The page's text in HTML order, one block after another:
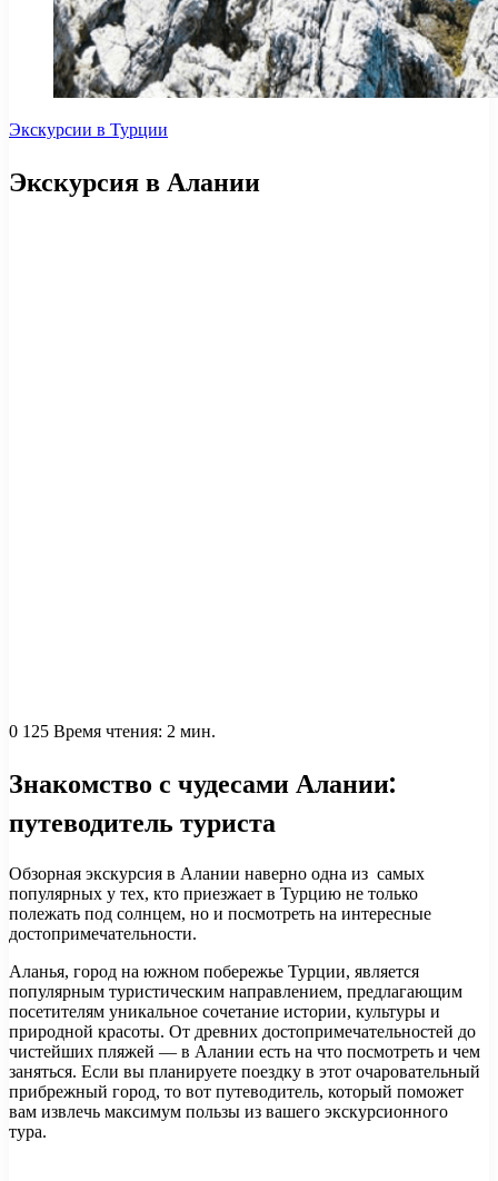
Экскурсии в Турции
Экскурсия в Алании
0 125 Время чтения: 2 мин.
Знакомство с чудесами Алании:
путеводитель туриста
Обзорная экскурсия в Алании наверно одна из самых
популярных у тех, кто приезжает в Турцию не только
полежать под солнцем, но и посмотреть на интересные
достопримечательности.
Аланья, город на южном побережье Турции, является
популярным туристическим направлением, предлагающим
посетителям уникальное сочетание истории, культуры и
природной красоты. От древних достопримечательностей до
чистейших пляжей — в Алании есть на что посмотреть и чем
заняться. Если вы планируете поездку в этот очаровательный
прибрежный город, то вот путеводитель, который поможет
вам извлечь максимум пользы из вашего экскурсионного
тура.